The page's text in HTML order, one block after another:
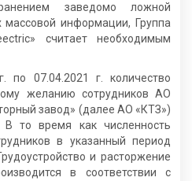
заведомо ложной
информации, Группа
считает необходимым
по 07.04.2021 г. количество
желанию сотрудников АО
завод» (далее АО «КТЗ»)
В то время как численность
в указанный период
и расторжение
в соответствии с